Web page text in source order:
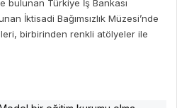
bulunan Türkiye İş Bankası
İktisadi Bağımsızlık Müzesi’nde
birbirinden renkli atölyeler ile